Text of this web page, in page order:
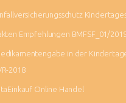
Empfehlungen BMFSF_01/
in der
2018
Online Handel